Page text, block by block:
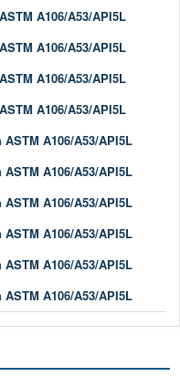
A106/A53/API5L
A106/A53/API5L
A106/A53/API5L
A106/A53/API5L
A106/A53/API5L
A106/A53/API5L
A106/A53/API5L
A106/A53/API5L
A106/A53/API5L
A106/A53/API5L